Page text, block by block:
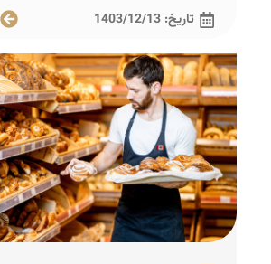
تاریخ: 1403/12/13